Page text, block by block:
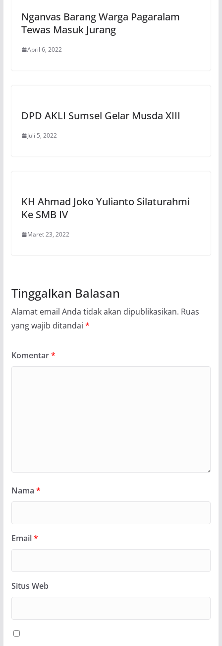
Nganvas Barang Warga Pagaralam
Tewas Masuk Jurang
April 6, 2022
DPD AKLI Sumsel Gelar Musda XIII
Juli 5, 2022
KH Ahmad Joko Yulianto Silaturahmi
Ke SMB IV
Maret 23, 2022
Tinggalkan Balasan
Alamat email Anda tidak akan dipublikasikan. Ruas
yang wajib ditandai *
Komentar*
Nama *
Email*
Situs Web